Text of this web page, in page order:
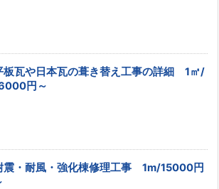
板瓦や日本瓦の葺き替え工事の詳細 1㎡/
円～
震・耐風・強化棟修理工事 1m/15000円